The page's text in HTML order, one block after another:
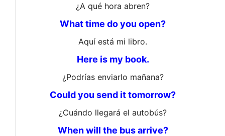
¿A qué hora abren?
What time do you open?
Aquí está mi libro.
Here is my book.
¿Podrías enviarlo mañana?
Could you send it tomorrow?
¿Cuándo llegará el autobús?
When will the bus arrive?